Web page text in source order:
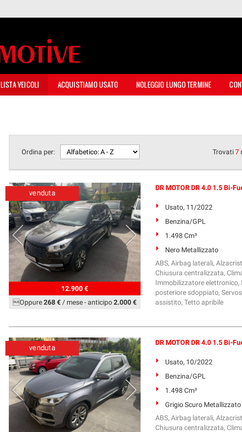
LISTA VEICOLI ACQUISTIAMO USATO NOLEGGIO LUNGO TERMINE
Ordina per: Trovati7
12.900 €
Oppure268 €/ mese-anticipo2.000 €
venduta
DR MOTOR DR 4.0 1.5 Bi-
Usato, 11/2022
Benzina/GPL
1.498 Cm³
Nero Metallizzato
ABS, Airbag laterali,
Chiusura centralizzata,
Immobilizzatore elettronico,
posteriore sdoppiato,
assistito, Tetto apribile
venduta
DR MOTOR DR 4.0 1.5 Bi-
Usato, 10/2022
Benzina/GPL
1.498 Cm³
Grigio Scuro Metallizzato
ABS, Airbag laterali,
Chiusura centralizzata,